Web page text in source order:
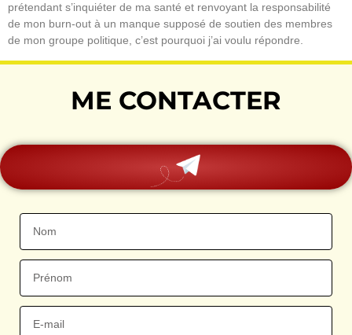
prétendant s’inquiéter de ma santé et renvoyant la responsabilité
de mon burn-out à un manque supposé de soutien des membres
de mon groupe politique, c’est pourquoi j’ai voulu répondre.
ME CONTACTER